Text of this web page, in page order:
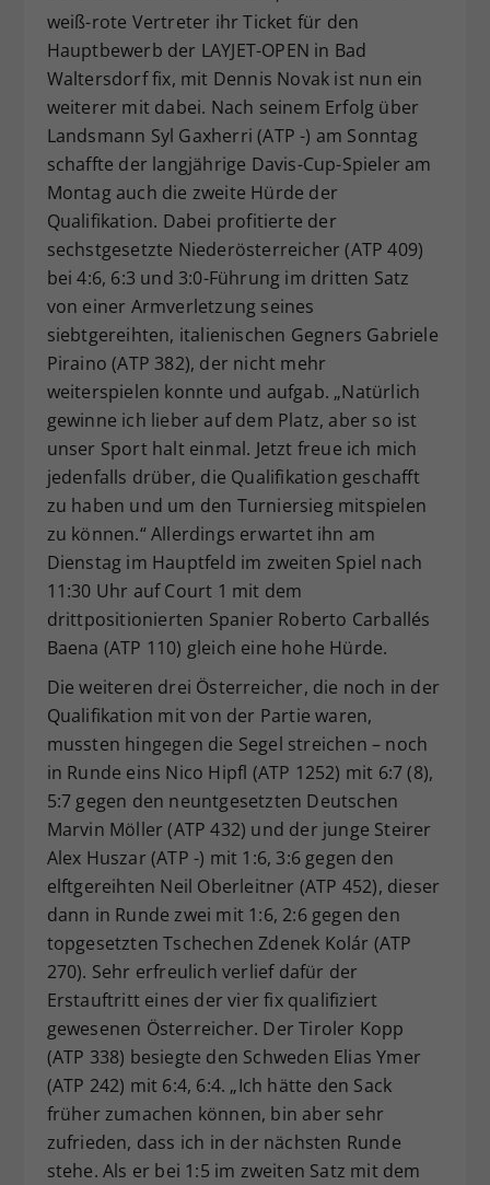
weiß-rote Vertreter ihr Ticket für den
Hauptbewerb der LAYJET-OPEN in Bad
Waltersdorf fix, mit Dennis Novak ist nun ein
weiterer mit dabei. Nach seinem Erfolg über
Landsmann Syl Gaxherri (ATP -) am Sonntag
schaffte der langjährige Davis-Cup-Spieler am
Montag auch die zweite Hürde der
Qualifikation. Dabei profitierte der
sechstgesetzte Niederösterreicher (ATP 409)
bei 4:6, 6:3 und 3:0-Führung im dritten Satz
von einer Armverletzung seines
siebtgereihten, italienischen Gegners Gabriele
Piraino (ATP 382), der nicht mehr
weiterspielen konnte und aufgab. „Natürlich
gewinne ich lieber auf dem Platz, aber so ist
unser Sport halt einmal. Jetzt freue ich mich
jedenfalls drüber, die Qualifikation geschafft
zu haben und um den Turniersieg mitspielen
zu können.“ Allerdings erwartet ihn am
Dienstag im Hauptfeld im zweiten Spiel nach
11:30 Uhr auf Court 1 mit dem
drittpositionierten Spanier Roberto Carballés
Baena (ATP 110) gleich eine hohe Hürde.
Die weiteren drei Österreicher, die noch in der
Qualifikation mit von der Partie waren,
mussten hingegen die Segel streichen – noch
in Runde eins Nico Hipfl (ATP 1252) mit 6:7 (8),
5:7 gegen den neuntgesetzten Deutschen
Marvin Möller (ATP 432) und der junge Steirer
Alex Huszar (ATP -) mit 1:6, 3:6 gegen den
elftgereihten Neil Oberleitner (ATP 452), dieser
dann in Runde zwei mit 1:6, 2:6 gegen den
topgesetzten Tschechen Zdenek Kolár (ATP
270). Sehr erfreulich verlief dafür der
Erstauftritt eines der vier fix qualifiziert
gewesenen Österreicher. Der Tiroler Kopp
(ATP 338) besiegte den Schweden Elias Ymer
(ATP 242) mit 6:4, 6:4. „Ich hätte den Sack
früher zumachen können, bin aber sehr
zufrieden, dass ich in der nächsten Runde
stehe. Als er bei 1:5 im zweiten Satz mit dem
Zweck
Dieser Wert speichert Ihre Consent-
Einstellungen. Unter anderem eine
zufällig generierte ID, für die
historische Speicherung Ihrer
vorgenommen Einstellungen, falls der
Webseiten-Betreiber dies eingestellt
hat.